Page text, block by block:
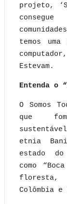
projeto,
temos
Estevam.
Entenda o
O Somos
que
etnia
estado do
como
floresta,
Colômbia e